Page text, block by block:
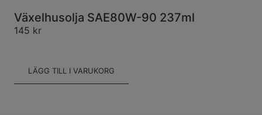
Växelhusolja SAE80W-90 237ml
145 kr
LÄGG TILL I VARUKORG